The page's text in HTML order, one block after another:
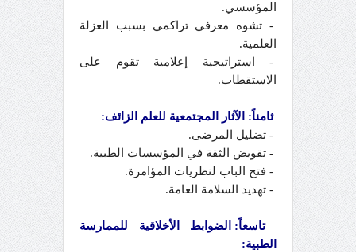
المؤسسي.
- تشوه معرفي تراكمي بسبب العزلة
العلمية.
- استراتيجية إعلامية تقوم على
الاستقطاب.
ثامناً: الآثار المجتمعية للعلم الزائف:
- تضليل المرضى.
- تقويض الثقة في المؤسسات الطبية.
- فتح الباب لنظريات المؤامرة.
- تهديد السلامة العامة.
تاسعاً: الضوابط الأخلاقية للممارسة
الطبية: